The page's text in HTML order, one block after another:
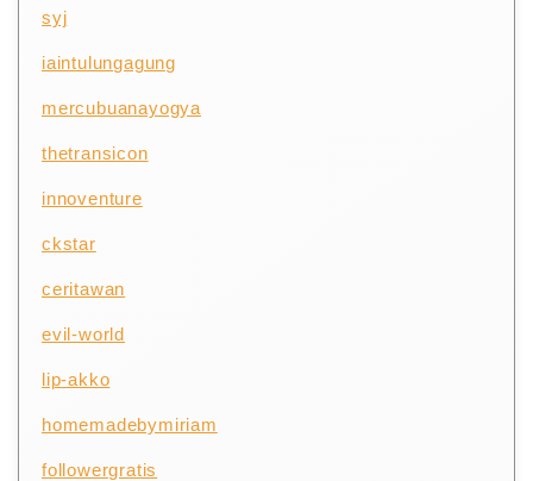
syj
iaintulungagung
mercubuanayogya
thetransicon
innoventure
ckstar
ceritawan
evil-world
lip-akko
homemadebymiriam
followergratis